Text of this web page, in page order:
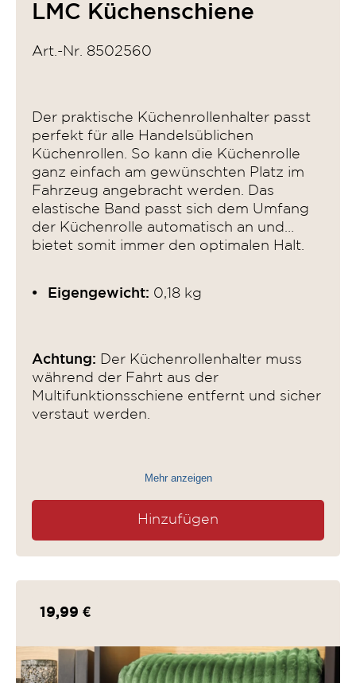
LMC Küchenschiene
Art.-Nr. 8502560
Der praktische Küchenrollenhalter passt
perfekt für alle Handelsüblichen
Küchenrollen. So kann die Küchenrolle
ganz einfach am gewünschten Platz im
Fahrzeug angebracht werden. Das
elastische Band passt sich dem Umfang
der Küchenrolle automatisch an und
bietet somit immer den optimalen Halt.
Eigengewicht: 0,18 kg
Achtung:
Der Küchenrollenhalter muss
während der Fahrt aus der
Multifunktionsschiene entfernt und sicher
verstaut werden.
Mehr anzeigen
Hinzufügen
19,99 €